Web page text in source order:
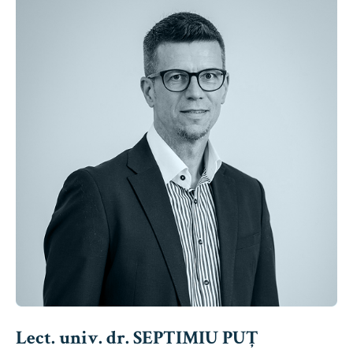
Lect. univ. dr. SEPTIMIU PUȚ